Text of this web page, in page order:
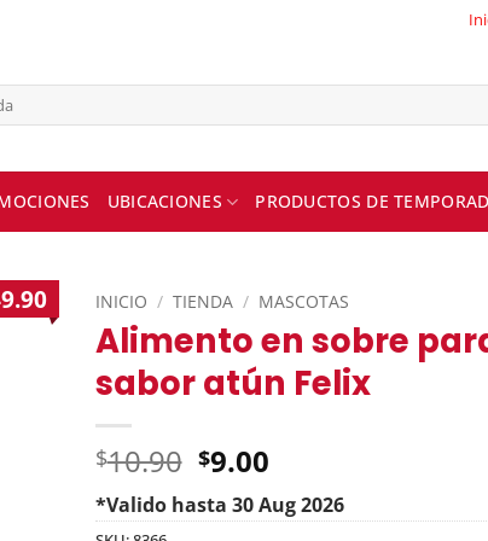
UBICACIONES PRODUCTOS DE
INICIO / TIENDA / MASCOTAS
Alimento en sobre
sabor atún Felix
$10.90 Original
price
was:
$9.00
*Valido hasta 30 Aug 2026
Current